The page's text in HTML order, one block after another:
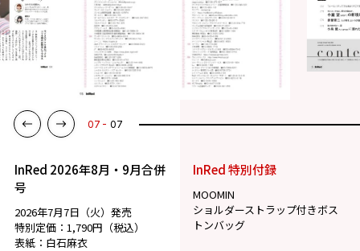
07 07
InRed 2026年8月・9月合併
号
2026年7月7日（火）発売
特別定価：1,790円（税込）
表紙：白石麻衣
InRed 特別付録
MOOMIN
ショルダーストラップ付きボス
トンバッグ